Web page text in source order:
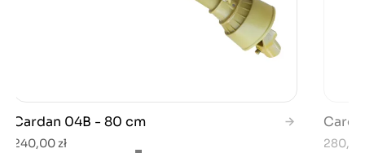
Cardan 04B - 80 cm
240,00 zł 280,00